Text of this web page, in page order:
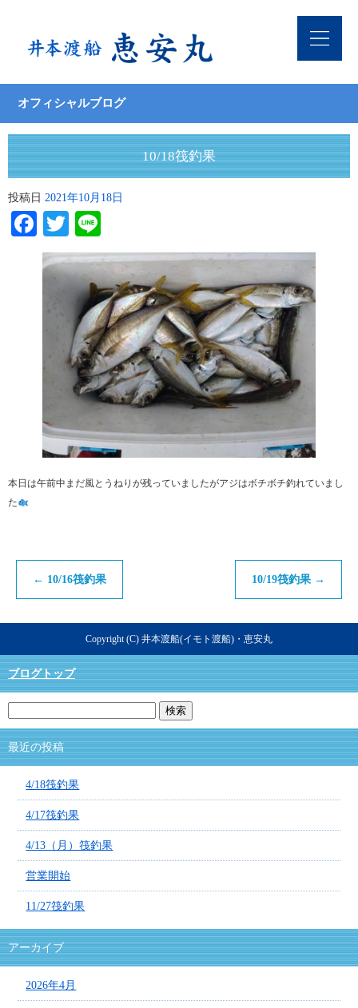
オフィシャルブログ
10/18筏釣果
投稿日 2021年10月18日
Facebook
Twitter
本日は午前中まだ風とうねりが残っていましたがアジはボチボチ釣れていまし
た
← 10/16筏釣果 10/19筏釣果 →
Copyright (C) 井本渡船(イモト渡船)・恵安丸
ブログトップ
最近の投稿
4/18筏釣果
4/17筏釣果
4/13（月）筏釣果
営業開始
11/27筏釣果
アーカイブ
2026年4月